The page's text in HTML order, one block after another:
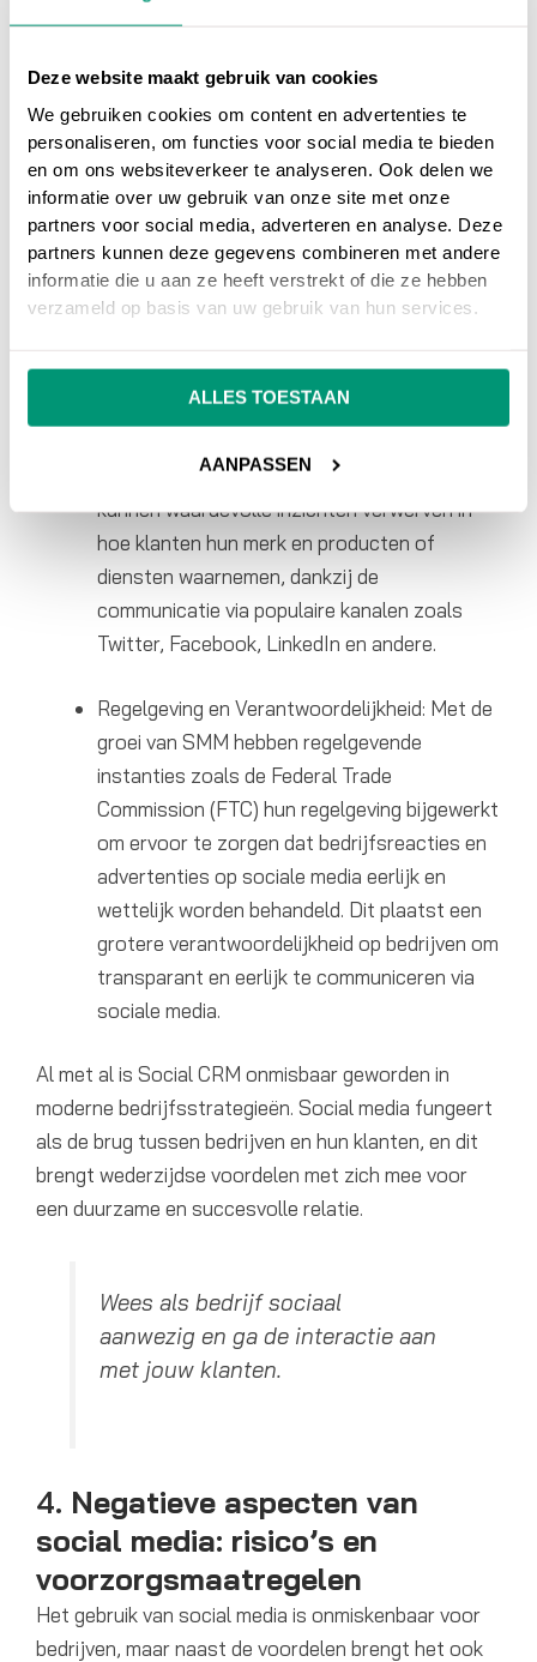
Deze website maakt gebruik van cookies
We gebruiken cookies om content en advertenties te
personaliseren, om functies voor social media te bieden
en om ons websiteverkeer te analyseren. Ook delen we
informatie over uw gebruik van onze site met onze
partners voor social media, adverteren en analyse. Deze
partners kunnen deze gegevens combineren met andere
informatie die u aan ze heeft verstrekt of die ze hebben
verzameld op basis van uw gebruik van hun services.
ALLES TOESTAAN
AANPASSEN
bedrijfscultuur, waarden en betrokkenheid bij
maatschappelijke kwesties, wat bijdraagt aan
het opbouwen van vertrouwen en
geloofwaardigheid.
Directe Communicatiekanalen: Social media
biedt interactieve mogelijkheden waarmee
klanten vragen kunnen stellen en direct
het gevoel dat ze gehoord en gewaardeerd
Inzichten via Favoriete Kanalen: Bedrijven
kunnen waardevolle inzichten verwerven in
hoe klanten hun merk en producten of
diensten waarnemen, dankzij de
communicatie via populaire kanalen zoals
Twitter, Facebook, LinkedIn en andere.
Regelgeving en Verantwoordelijkheid: Met de
groei van SMM hebben regelgevende
instanties zoals de Federal Trade
Commission (FTC) hun regelgeving bijgewerkt
om ervoor te zorgen dat bedrijfsreacties en
advertenties op sociale media eerlijk en
wettelijk worden behandeld. Dit plaatst een
grotere verantwoordelijkheid op bedrijven om
transparant en eerlijk te communiceren via
sociale media.
Al met al is Social CRM onmisbaar geworden in
moderne bedrijfsstrategieën. Social media fungeert
als de brug tussen bedrijven en hun klanten, en dit
brengt wederzijdse voordelen met zich mee voor
een duurzame en succesvolle relatie.
Wees als bedrijf sociaal
aanwezig en ga de interactie aan
met jouw klanten.
4. Negatieve aspecten van
social media: risico’s en
voorzorgsmaatregelen
Het gebruik van social media is onmiskenbaar voor
bedrijven, maar naast de voordelen brengt het ook